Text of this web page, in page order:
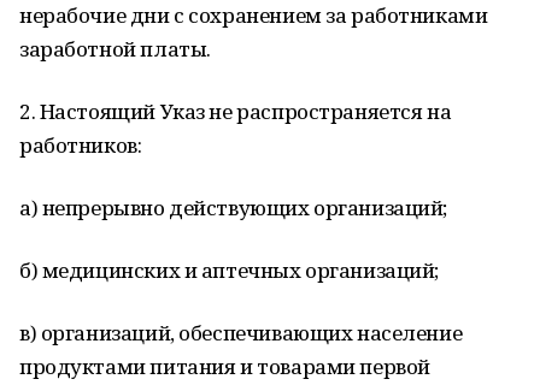
нерабочие дни с сохранением за работниками
заработной платы.
2. Настоящий Указ не распространяется на
работников:
а) непрерывно действующих организаций;
б) медицинских и аптечных организаций;
в) организаций, обеспечивающих население
продуктами питания и товарами первой